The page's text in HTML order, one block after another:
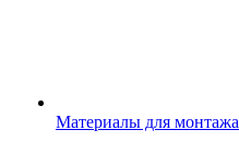
Материалы для монтажа